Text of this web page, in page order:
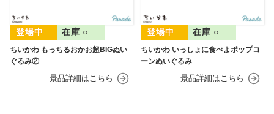
ちいかわ もっちるおかお超BIGぬい
ぐるみ②
在庫 ○
ちいかわ いっしょに食べよポップコ
ーンぬいぐるみ
在庫 ○